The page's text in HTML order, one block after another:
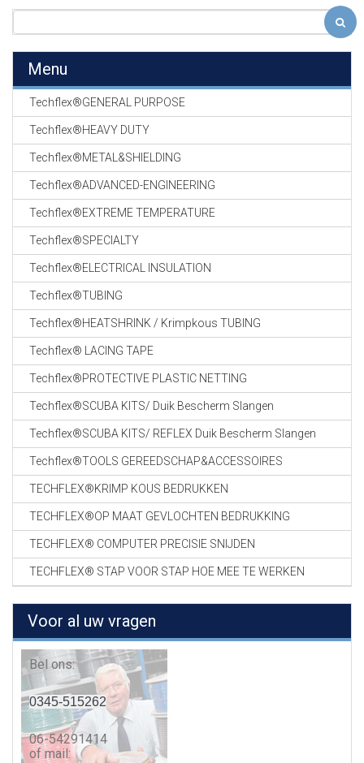
Menu
Techflex®GENERAL PURPOSE
Techflex®HEAVY DUTY
Techflex®METAL&SHIELDING
Techflex®ADVANCED-ENGINEERING
Techflex®EXTREME TEMPERATURE
Techflex®SPECIALTY
Techflex®ELECTRICAL INSULATION
Techflex®TUBING
Techflex®HEATSHRINK / Krimpkous TUBING
Techflex® LACING TAPE
Techflex®PROTECTIVE PLASTIC NETTING
Techflex®SCUBA KITS/ Duik Bescherm Slangen
Techflex®SCUBA KITS/ REFLEX Duik Bescherm Slangen
Techflex®TOOLS GEREEDSCHAP&ACCESSOIRES
TECHFLEX®KRIMP KOUS BEDRUKKEN
TECHFLEX®OP MAAT GEVLOCHTEN BEDRUKKING
TECHFLEX® COMPUTER PRECISIE SNIJDEN
TECHFLEX® STAP VOOR STAP HOE MEE TE WERKEN
Voor al uw vragen
Bel ons:
0345-515262
06-54291414
of mail: